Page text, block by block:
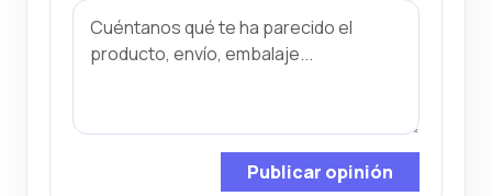
Publicar opinión